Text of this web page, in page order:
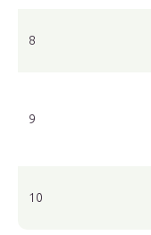
8
9
10